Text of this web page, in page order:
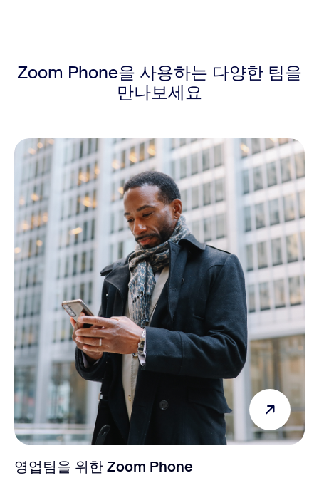
Zoom Phone을 사용하는 다양한 팀을
만나보세요
영업팀을 위한 Zoom Phone